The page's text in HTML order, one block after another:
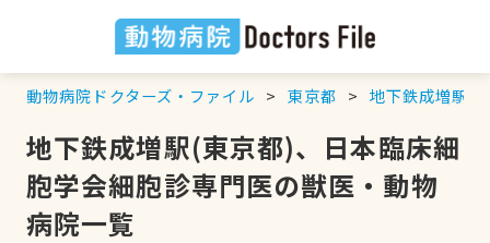
動物病院ドクターズ・ファイル 東京都 地下鉄成増駅
地下鉄成増駅(東京都)、日本臨床細
胞学会細胞診専門医の獣医・動物
病院一覧